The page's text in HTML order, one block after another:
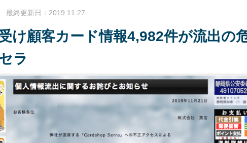
終更新日：2019.11.27
け顧客カード情報4,982件が流出の
ラ